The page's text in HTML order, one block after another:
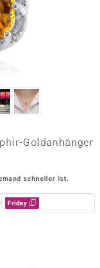
Goldanhänger
schneller ist.
Friday